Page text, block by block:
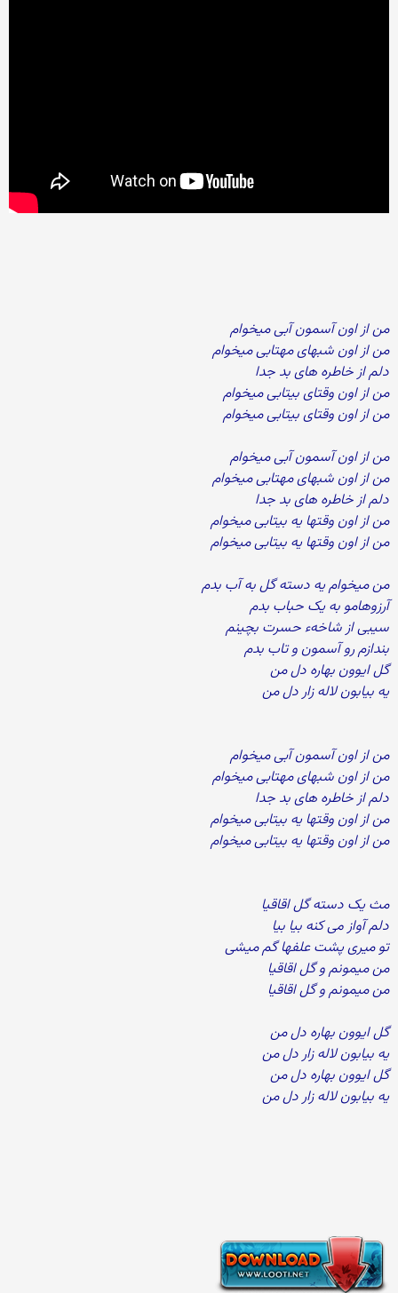
من از اون آسمون آبی میخوام
من از اون شبهای مهتابی میخوام
دلم از خاطره های بد جدا
من از اون وقتای بیتابی میخوام
من از اون وقتای بیتابی میخوام
من از اون آسمون آبی میخوام
من از اون شبهای مهتابی میخوام
دلم از خاطره های بد جدا
من از اون وقتها یه بیتابی میخوام
من از اون وقتها یه بیتابی میخوام
من میخوام یه دسته گل به آب بدم
آرزوهامو به یک حباب بدم
سیبی از شاخهء حسرت بچینم
بندازم رو آسمون و تاب بدم
گل ایوون بهاره دل من
یه بیابون لاله زار دل من
من از اون آسمون آبی میخوام
من از اون شبهای مهتابی میخوام
دلم از خاطره های بد جدا
من از اون وقتها یه بیتابی میخوام
من از اون وقتها یه بیتابی میخوام
مث یک دسته گل اقاقیا
دلم آواز می کنه بیا بیا
تو میری پشت علفها گم میشی
من میمونم و گل اقاقیا
من میمونم و گل اقاقیا
گل ایوون بهاره دل من
یه بیابون لاله زار دل من
گل ایوون بهاره دل من
یه بیابون لاله زار دل من